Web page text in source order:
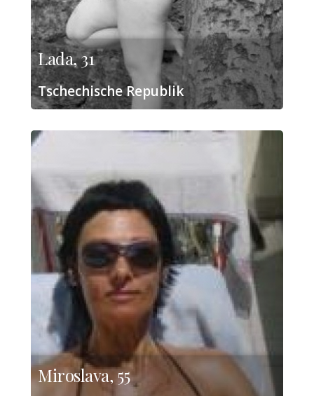
Lada, 31
Tschechische Republik
Miroslava, 55